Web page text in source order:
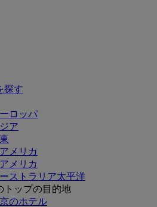
探す
ロッパ
ア
メリカ
メリカ
ストラリア太平洋
トップの目的地
のホテル